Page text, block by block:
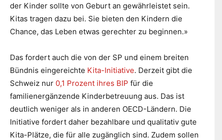
der Kinder sollte von Geburt an gewährleistet sein.
Kitas tragen dazu bei. Sie bieten den Kindern die
Chance, das Leben etwas gerechter zu beginnen.»
Das fordert auch die von der SP und einem breiten
Bündnis eingereichte Kita-Initiative. Derzeit gibt die
Schweiz nur 0,1 Prozent ihres BIP für die
familienergänzende Kinderbetreuung aus. Das ist
deutlich weniger als in anderen OECD-Ländern. Die
Initiative fordert daher bezahlbare und qualitativ gute
Kita-Plätze, die für alle zugänglich sind. Zudem sollen